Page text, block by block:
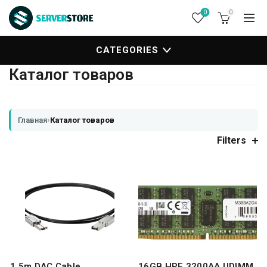
0 0
CATEGORIES
Каталог товаров
Главная›Каталог товаров
Filters